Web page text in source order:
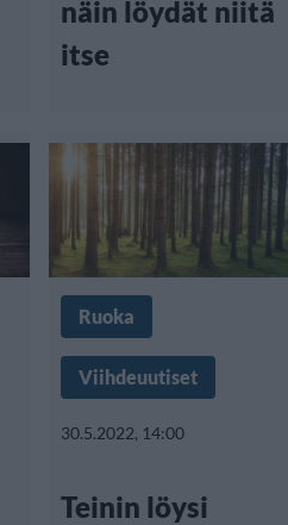
näin löydät niitä
itse
Ruoka
Viihdeuutiset
30.5.2022, 14:00
Teinin löysi